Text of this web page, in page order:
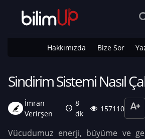
Hakkımızda Bize Sor
Sindirim Sistemi Nasıl
İmran
Verirşen
8
dk
157110
Vücudumuz enerji, büyüme ve